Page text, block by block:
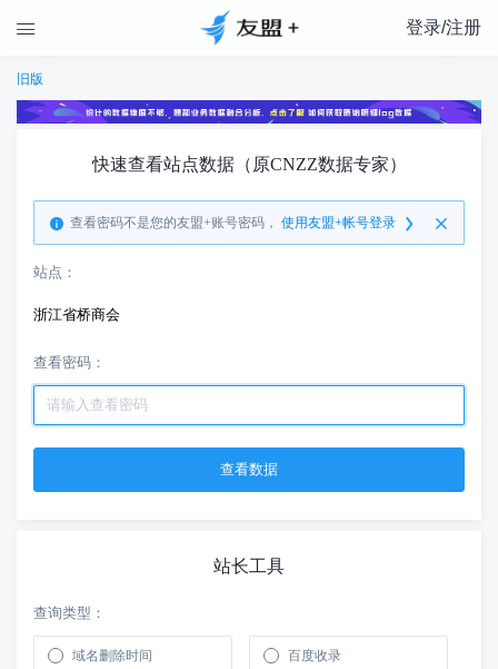
 登录/注册
旧版
快速查看站点数据（原CNZZ数据专家）
查看密码不是您的友盟+账号密码， 使用友盟+帐号登录
站点：
浙江省桥商会
查看密码：
站长工具
查询类型：
域名删除时间 百度收录